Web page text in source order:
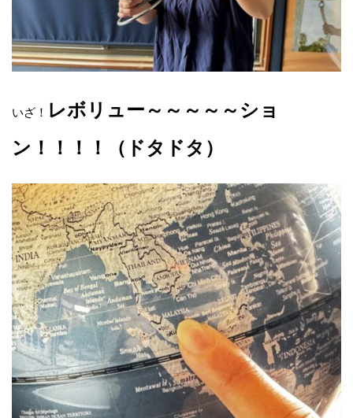
いざ！ レボリュー～～～～～ショ
ン！！！！（ドタドタ）